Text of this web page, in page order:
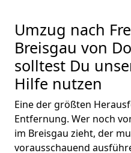
Umzug nach
Breisgau von
solltest Du
Hilfe nutzen
Eine der größten
Entfernung. Wer noch
im Breisgau zieht, der
vorausschauend